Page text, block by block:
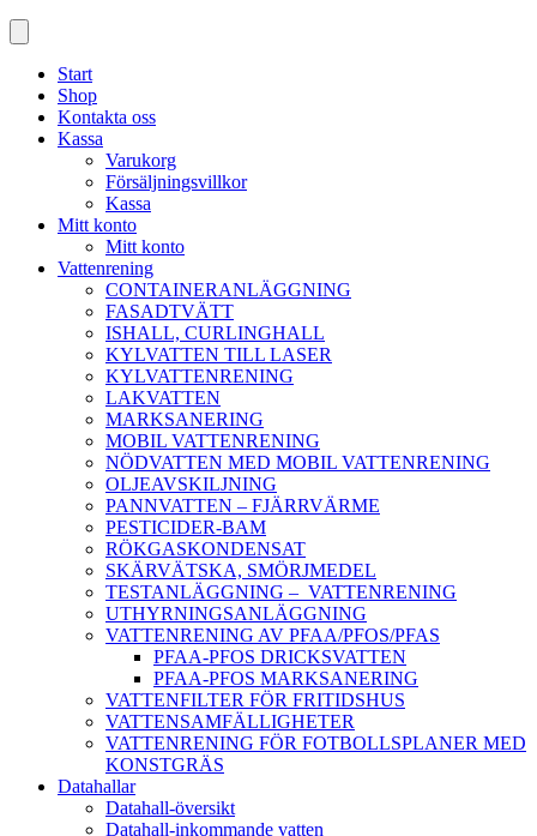
Start
Shop
Kontakta oss
Kassa
Varukorg
Försäljningsvillkor
Kassa
Mitt konto
Mitt konto
Vattenrening
CONTAINERANLÄGGNING
FASADTVÄTT
ISHALL, CURLINGHALL
KYLVATTEN TILL LASER
KYLVATTENRENING
LAKVATTEN
MARKSANERING
MOBIL VATTENRENING
NÖDVATTEN MED MOBIL VATTENRENING
OLJEAVSKILJNING
PANNVATTEN – FJÄRRVÄRME
PESTICIDER-BAM
RÖKGASKONDENSAT
SKÄRVÄTSKA, SMÖRJMEDEL
TESTANLÄGGNING – VATTENRENING
UTHYRNINGSANLÄGGNING
VATTENRENING AV PFAA/PFOS/PFAS
PFAA-PFOS DRICKSVATTEN
PFAA-PFOS MARKSANERING
VATTENFILTER FÖR FRITIDSHUS
VATTENSAMFÄLLIGHETER
VATTENRENING FÖR FOTBOLLSPLANER MED
KONSTGRÄS
Datahallar
Datahall-översikt
Datahall-inkommande vatten